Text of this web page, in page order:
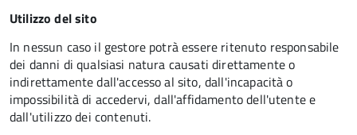
Utilizzo del sito
In nessun caso il gestore potrà essere ritenuto responsabile
dei danni di qualsiasi natura causati direttamente o
indirettamente dall'accesso al sito, dall'incapacità o
impossibilità di accedervi, dall'affidamento dell'utente e
dall'utilizzo dei contenuti.